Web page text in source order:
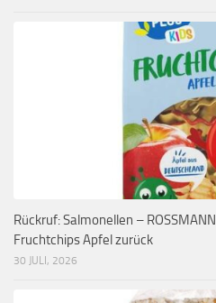
Rückruf: Salmonellen –
Fruchtchips Apfel zurück
30 JULI, 2026